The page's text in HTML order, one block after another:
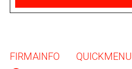
FIRMAINFO QUICKMENU